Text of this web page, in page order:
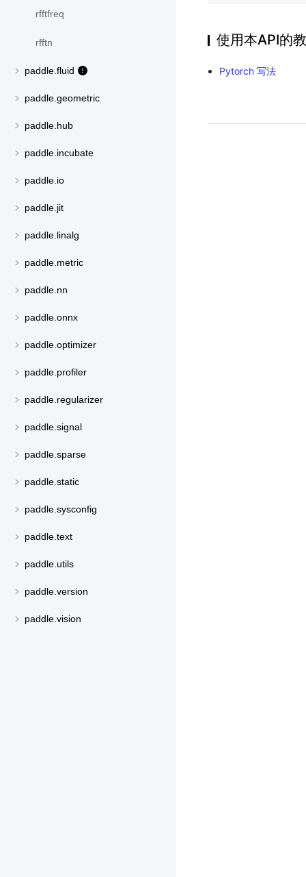
rfftfreq
rfftn
paddle.fluid
paddle.geometric
paddle.hub
paddle.incubate
paddle.io
paddle.jit
paddle.linalg
paddle.metric
paddle.nn
paddle.onnx
paddle.optimizer
paddle.profiler
paddle.regularizer
paddle.signal
paddle.sparse
paddle.static
paddle.sysconfig
paddle.text
paddle.utils
paddle.version
paddle.vision
使用本API的
Pytorch 写法